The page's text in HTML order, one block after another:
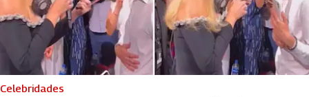
Celebridades